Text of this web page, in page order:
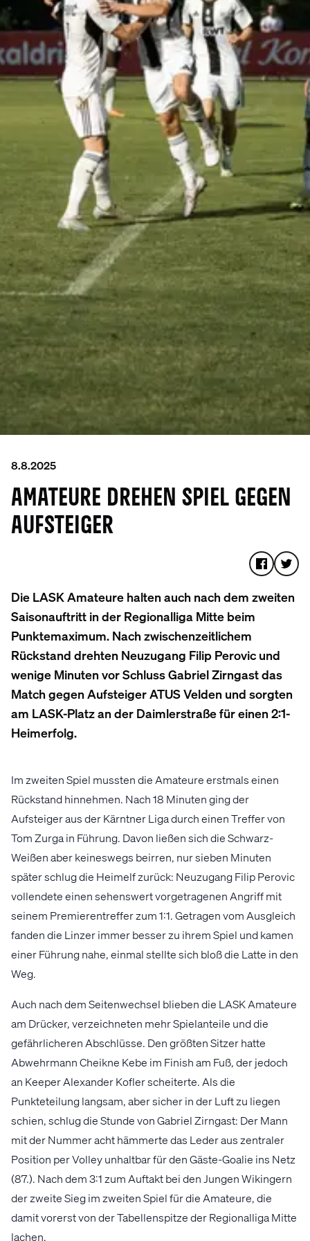
8.8.2025
AMATEURE DREHEN SPIEL GEGEN
AUFSTEIGER
Die LASK Amateure halten auch nach dem zweiten
Saisonauftritt in der Regionalliga Mitte beim
Punktemaximum. Nach zwischenzeitlichem
Rückstand drehten Neuzugang Filip Perovic und
wenige Minuten vor Schluss Gabriel Zirngast das
Match gegen Aufsteiger ATUS Velden und sorgten
am LASK-Platz an der Daimlerstraße für einen 2:1-
Heimerfolg.
Im zweiten Spiel mussten die Amateure erstmals einen
Rückstand hinnehmen. Nach 18 Minuten ging der
Aufsteiger aus der Kärntner Liga durch einen Treffer von
Tom Zurga in Führung. Davon ließen sich die Schwarz-
Weißen aber keineswegs beirren, nur sieben Minuten
später schlug die Heimelf zurück: Neuzugang Filip Perovic
vollendete einen sehenswert vorgetragenen Angriff mit
seinem Premierentreffer zum 1:1. Getragen vom Ausgleich
fanden die Linzer immer besser zu ihrem Spiel und kamen
einer Führung nahe, einmal stellte sich bloß die Latte in den
Weg.
Auch nach dem Seitenwechsel blieben die LASK Amateure
am Drücker, verzeichneten mehr Spielanteile und die
gefährlicheren Abschlüsse. Den größten Sitzer hatte
Abwehrmann Cheikne Kebe im Finish am Fuß, der jedoch
an Keeper Alexander Kofler scheiterte. Als die
Punkteteilung langsam, aber sicher in der Luft zu liegen
schien, schlug die Stunde von Gabriel Zirngast: Der Mann
mit der Nummer acht hämmerte das Leder aus zentraler
Position per Volley unhaltbar für den Gäste-Goalie ins Netz
(87.). Nach dem 3:1 zum Auftakt bei den Jungen Wikingern
der zweite Sieg im zweiten Spiel für die Amateure, die
damit vorerst von der Tabellenspitze der Regionalliga Mitte
lachen.